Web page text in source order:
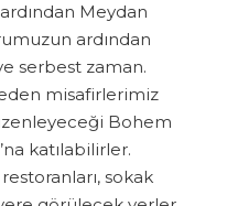
Meydan
ardından
serbest zaman.
misafirlerimiz
Bohem
’na katılabilirler.
sokak